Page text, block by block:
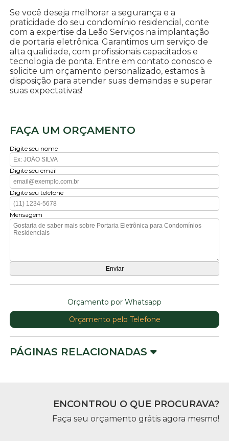
Se você deseja melhorar a segurança e a
praticidade do seu condomínio residencial, conte
com a expertise da Leão Serviços na implantação
de portaria eletrônica. Garantimos um serviço de
alta qualidade, com profissionais capacitados e
tecnologia de ponta. Entre em contato conosco e
solicite um orçamento personalizado, estamos à
disposição para atender suas demandas e superar
suas expectativas!
FAÇA UM ORÇAMENTO
Digite seu nome
Digite seu email
Digite seu telefone
Mensagem
Orçamento por Whatsapp
Orçamento pelo Telefone
PÁGINAS RELACIONADAS
ENCONTROU O QUE PROCURAVA?
Faça seu orçamento grátis agora mesmo!